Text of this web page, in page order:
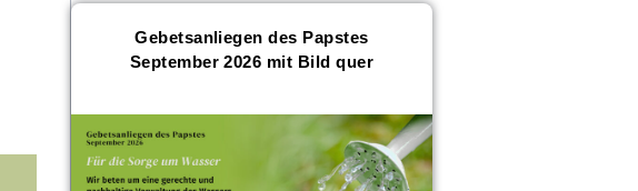
Gebetsanliegen des Papstes
September 2026 mit Bild quer